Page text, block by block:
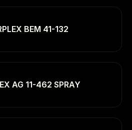
BEM 41-132
AG 11-462 SPRAY